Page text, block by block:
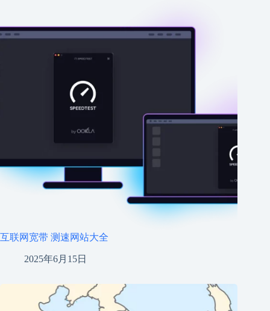
互联网宽带 测速网站大全
2025年6月15日